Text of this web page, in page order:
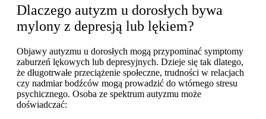
Dlaczego autyzm u dorosłych bywa
mylony z depresją lub lękiem?
Objawy autyzmu u dorosłych mogą przypominać symptomy
zaburzeń lękowych lub depresyjnych. Dzieje się tak dlatego,
że długotrwałe przeciążenie społeczne, trudności w relacjach
czy nadmiar bodźców mogą prowadzić do wtórnego stresu
psychicznego. Osoba ze spektrum autyzmu może
doświadczać: